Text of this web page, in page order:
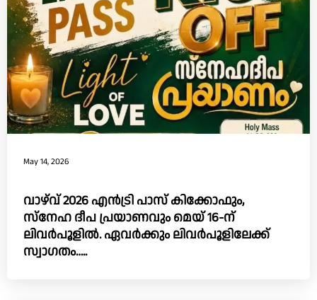
May 14, 2026
വാഴ്‌വ്‌ 2026 എൻട്രി പാസ് കിക്കോഫും,
സ്നേഹ ദീപ പ്രയാണവും മെയ് 16-ന്
ലിവർപൂളിൽ. ഏവർക്കും ലിവർപൂളിലേക്ക്
സ്വാഗതം…..